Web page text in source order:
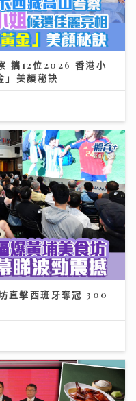
直擊西班牙奪冠 300